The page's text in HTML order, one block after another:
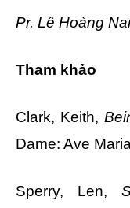
Pr. Lê Hoàng
Tham khảo
Clark, Keith,
Dame: Ave
Sperry, Len,